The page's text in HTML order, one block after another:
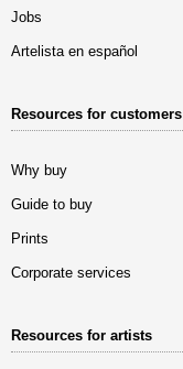
Jobs
Artelista en español
Resources for customers
Why buy
Guide to buy
Prints
Corporate services
Resources for artists